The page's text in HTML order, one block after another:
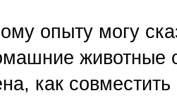
опыту могу
животные
как